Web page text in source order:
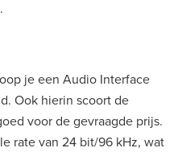
je een Audio Interface
Ook hierin scoort de
voor de gevraagde prijs.
rate van 24 bit/96 kHz, wat